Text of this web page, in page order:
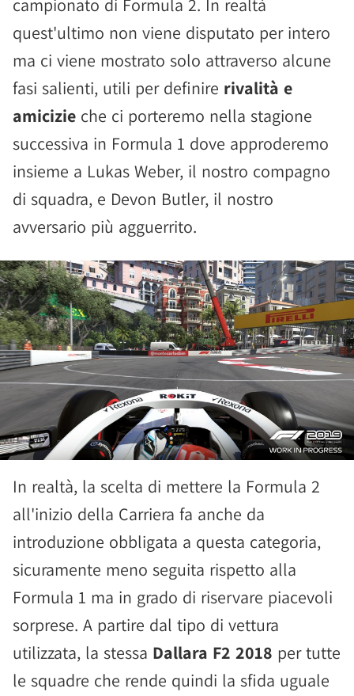
campionato di Formula 2. In realtà
quest'ultimo non viene disputato per intero
ma ci viene mostrato solo attraverso alcune
fasi salienti, utili per definire rivalità e
amicizie che ci porteremo nella stagione
successiva in Formula 1 dove approderemo
insieme a Lukas Weber, il nostro compagno
di squadra, e Devon Butler, il nostro
avversario più agguerrito.
In realtà, la scelta di mettere la Formula 2
all'inizio della Carriera fa anche da
introduzione obbligata a questa categoria,
sicuramente meno seguita rispetto alla
Formula 1 ma in grado di riservare piacevoli
sorprese. A partire dal tipo di vettura
utilizzata, la stessa Dallara F2 2018 per tutte
le squadre che rende quindi la sfida uguale